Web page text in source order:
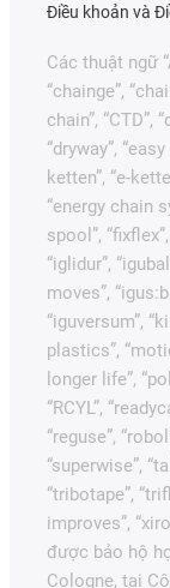
Điều khoản và
Các thuật ngữ
“chainge”,
chain”, “CTD”,
“dryway”,
ketten”, “e-
“energy chain
spool”,
“iglidur”,
moves”,
“iguversum”,
plastics”,
longer life”,
“RCYL”,
“reguse”,
“superwise”,
“tribotape”,
improves”,
được bảo hộ
Cologne, tại